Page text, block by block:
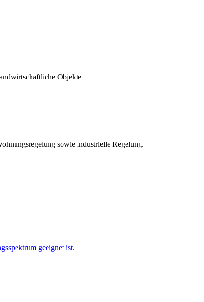
Objekte.
sowie industrielle Regelung.
geeignet ist.